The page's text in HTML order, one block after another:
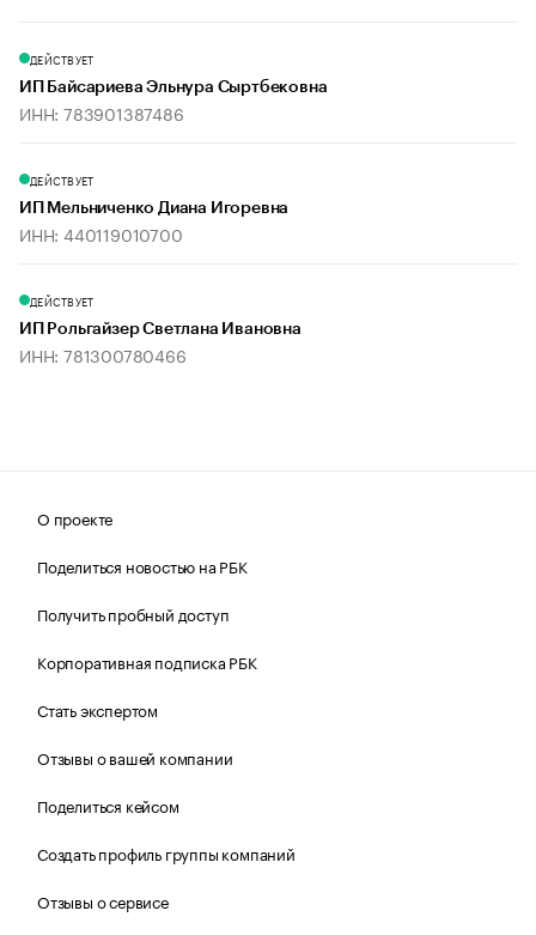
ДЕЙСТВУЕТ
ИП Байсариева Эльнура Сыртбековна
ИНН: 783901387486
ДЕЙСТВУЕТ
ИП Мельниченко Диана Игоревна
ИНН: 440119010700
ДЕЙСТВУЕТ
ИП Рольгайзер Светлана Ивановна
ИНН: 781300780466
О проекте
Поделиться новостью на РБК
Получить пробный доступ
Корпоративная подписка РБК
Стать экспертом
Отзывы о вашей компании
Поделиться кейсом
Создать профиль группы компаний
Отзывы о сервисе